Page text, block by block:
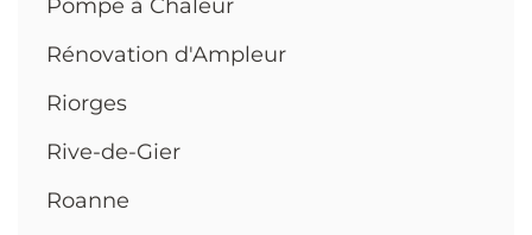
Pompe à Chaleur
Rénovation d'Ampleur
Riorges
Rive-de-Gier
Roanne